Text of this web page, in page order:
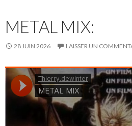
METAL MIX:
28 JUIN 2026 LAISSER UN